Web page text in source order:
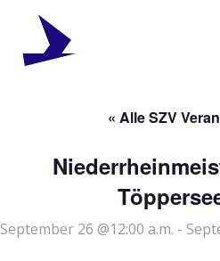
« Alle SZV
September 26 @12:00 a.m. -